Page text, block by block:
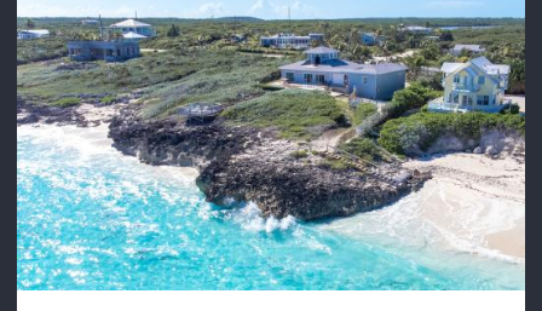
Dirección de correo electrónico*